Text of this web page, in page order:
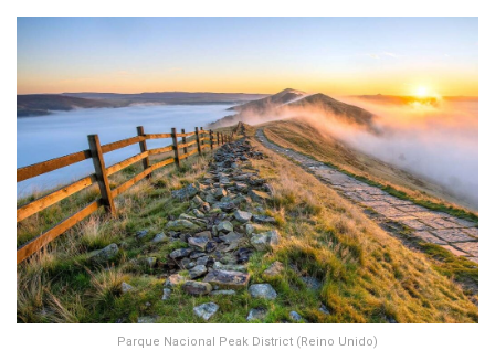
Parque Nacional Peak District (Reino Unido)